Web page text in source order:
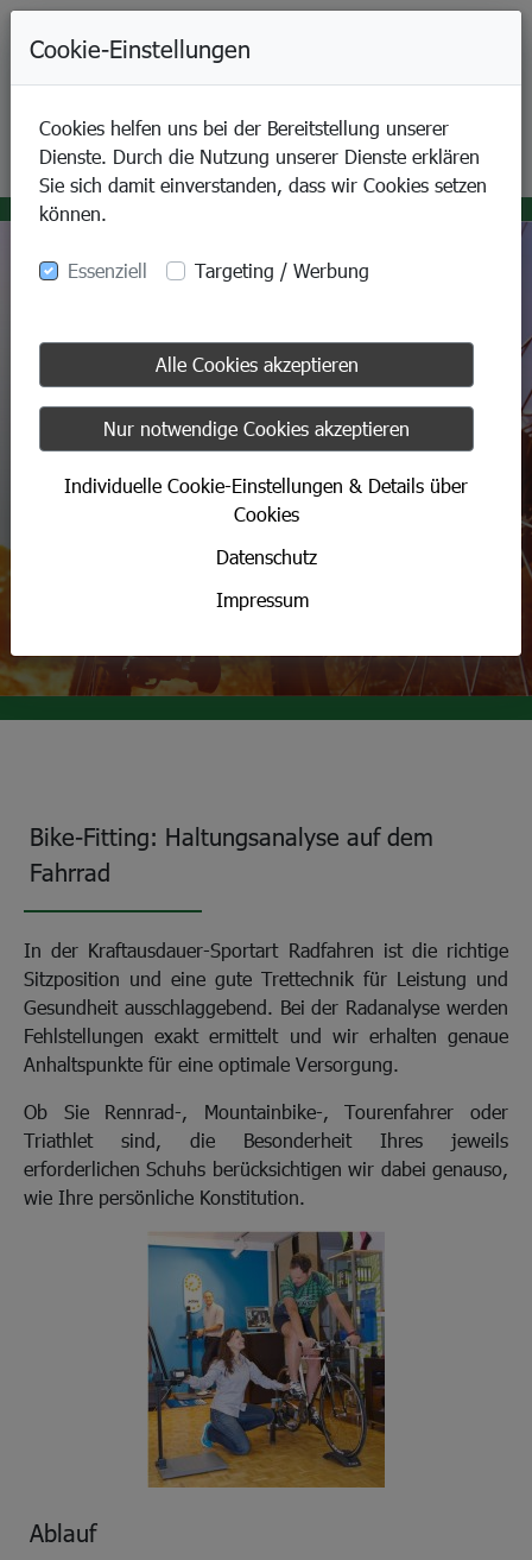
für Ihre Zufriedenheit
Bike-Fitting: Haltungsanalyse auf dem
Fahrrad
In der Kraftausdauer-Sportart Radfahren ist die richtige
Sitzposition und eine gute Trettechnik für Leistung und
Gesundheit ausschlaggebend. Bei der Radanalyse werden
Fehlstellungen exakt ermittelt und wir erhalten genaue
Anhaltspunkte für eine optimale Versorgung.
Ob Sie Rennrad-, Mountainbike-, Tourenfahrer oder
Triathlet sind, die Besonderheit Ihres jeweils
erforderlichen Schuhs berücksichtigen wir dabei genauso,
wie Ihre persönliche Konstitution.
Ablauf
Cookie-Einstellungen
Cookies helfen uns bei der Bereitstellung unserer
Dienste. Durch die Nutzung unserer Dienste erklären
Sie sich damit einverstanden, dass wir Cookies setzen
können.
Essenziell Targeting / Werbung
Alle Cookies akzeptieren
Nur notwendige Cookies akzeptieren
Individuelle Cookie-Einstellungen & Details über
Cookies
Datenschutz
Impressum